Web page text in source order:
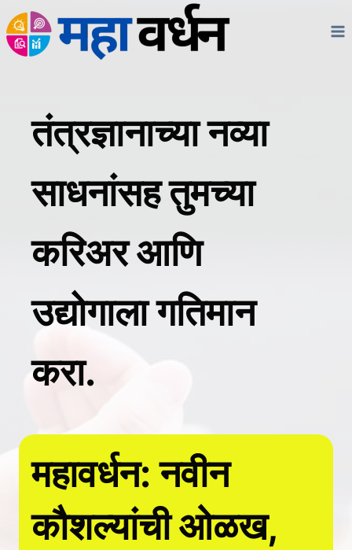
Skip
to
तंत्रज्ञानाच्या नव्या
साधनांसह तुमच्या
करिअर आणि
उद्योगाला गतिमान
करा.
महावर्धन: नवीन
कौशल्यांची ओळख,